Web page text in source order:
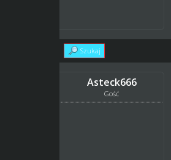
Szukaj
Asteck666
Gość